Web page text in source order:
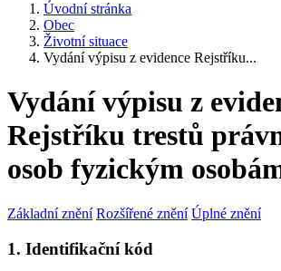
Úvodní stránka
Obec
Životní situace
Vydání výpisu z evidence Rejstříku...
Vydání výpisu z
Rejstříku trestů
osob fyzickým
Základní znění Rozšířené znění Úplné znění
1. Identifikační kód